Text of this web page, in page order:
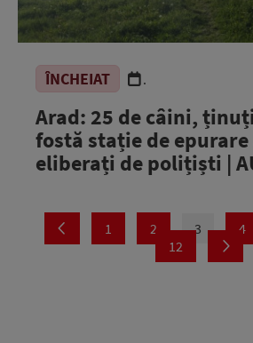
ÎNCHEIAT .
Arad: 25 de câini,
fostă stație de epurare
eliberați de polițiști |
1 2 3 4
12